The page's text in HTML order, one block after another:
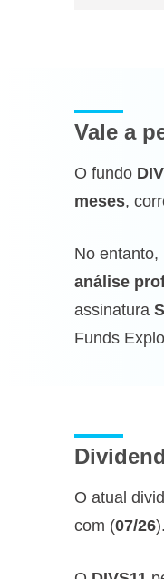
Vale a
O fundo
meses,
No
análise
assinatura
Funds
O atual
com (07/26).